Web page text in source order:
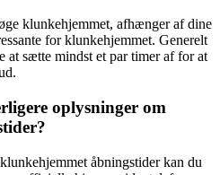
klunkehjemmet, afhænger af dine
for klunkehjemmet. Generelt
at sætte mindst et par timer af for at
oplysninger om
åbningstider kan du